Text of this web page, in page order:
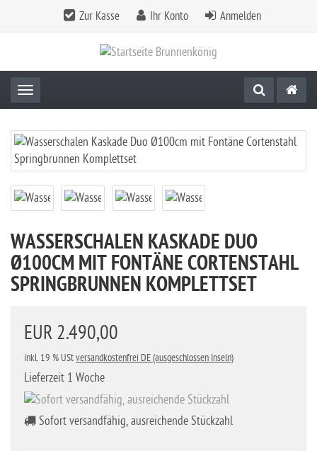
Zur Kasse Ihr Konto Anmelden
Toggle navigation
WASSERSCHALEN KASKADE DUO
Ø100CM MIT FONTÄNE CORTENSTAHL
SPRINGBRUNNEN KOMPLETTSET
EUR 2.490,00
inkl. 19 % UStversandkostenfrei DE (ausgeschlossen Inseln)
Lieferzeit 1 Woche
Sofort versandfähig, ausreichende Stückzahl